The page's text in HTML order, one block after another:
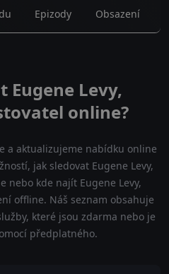
Epizody Obsazení
Eugene Levy,
online?
a aktualizujeme nabídku online
jak sledovat Eugene Levy,
nebo kde najít Eugene Levy,
offline. Náš seznam obsahuje
které jsou zdarma nebo je
předplatného.